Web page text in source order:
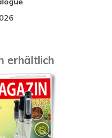
erhältlich